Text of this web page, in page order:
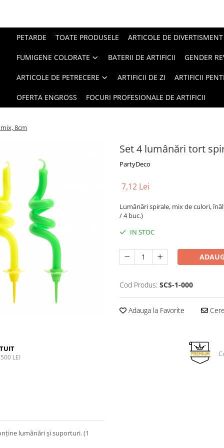
PETARDE TOATE PRODUSELE ARTICOLE DE DIVERTISMENT
FUMIGENE COLORATE BATERII DE ARTIFICII GENDER
ARTICOLE DE PETRECERE ARTIFICII DE ZI ARTIFICII
OFERTA ENGROSS FOCURI PROFESIONALE DE ARTIFICII
8cm
Set 4 lumânări tort
PartyDeco
7,12 Lei
Lumânări spirale, mix de culori,
/ 4 buc.)
IN STOC
Cod Produs: SCS-1-000
Adauga la Favorite
LEI
lumânări și suporturi. (1